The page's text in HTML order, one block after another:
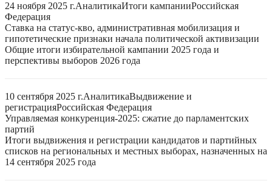
24 ноября 2025 г.АналитикаИтоги кампанииРоссийская
Федерация
Ставка на статус-кво, административная мобилизация и
гипотетические признаки начала политической активизации
Общие итоги избирательной кампании 2025 года и
перспективы выборов 2026 года
10 сентября 2025 г.АналитикаВыдвижение и
регистрацияРоссийская Федерация
Управляемая конкуренция-2025: сжатие до парламентских
партий
Итоги выдвижения и регистрации кандидатов и партийных
списков на региональных и местных выборах, назначенных на
14 сентября 2025 года